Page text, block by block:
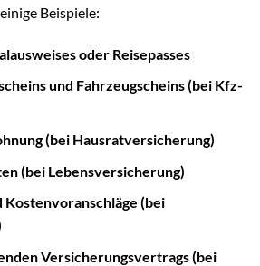
Beispiele:
oder Reisepasses
und Fahrzeugscheins (bei Kfz-
(bei Hausratversicherung)
(bei Lebensversicherung)
Kostenvoranschläge (bei
Versicherungsvertrags (bei